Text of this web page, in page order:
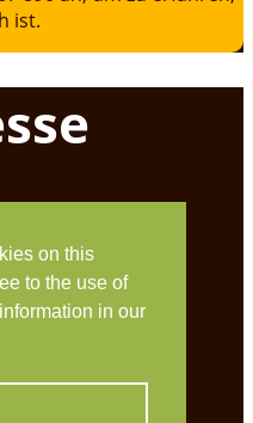
on this
to the use of
in our
ist.
25
Belzig
space.com
448299